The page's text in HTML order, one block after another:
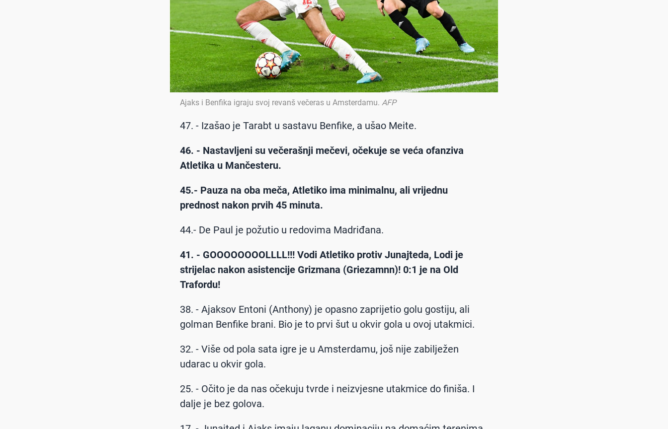
Ajaks i Benfika igraju svoj revanš večeras u Amsterdamu. AFP
47. - Izašao je Tarabt u sastavu Benfike, a ušao Meite.
46. - Nastavljeni su večerašnji mečevi, očekuje se veća ofanziva
Atletika u Mančesteru.
45.- Pauza na oba meča, Atletiko ima minimalnu, ali vrijednu
prednost nakon prvih 45 minuta.
44.- De Paul je požutio u redovima Madriđana.
41. - GOOOOOOOOLLLL!!! Vodi Atletiko protiv Junajteda, Lodi je
strijelac nakon asistencije Grizmana (Griezamnn)! 0:1 je na Old
Trafordu!
38. - Ajaksov Entoni (Anthony) je opasno zaprijetio golu gostiju, ali
golman Benfike brani. Bio je to prvi šut u okvir gola u ovoj utakmici.
32. - Više od pola sata igre je u Amsterdamu, još nije zabilježen
udarac u okvir gola.
25. - Očito je da nas očekuju tvrde i neizvjesne utakmice do finiša. I
dalje je bez golova.